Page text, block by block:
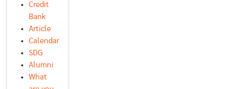
Credit
Bank
Article
Calendar
SDG
Alumni
What